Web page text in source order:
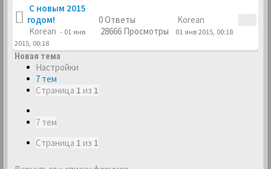
С новым 2015
годом!
Korean - 01 янв
2015, 00:18
0 Ответы
28666 Просмотры
Korean
01 янв 2015, 00:18
Новая тема
Настройки
7 тем
Страница 1 из 1
7 тем
Страница 1 из 1